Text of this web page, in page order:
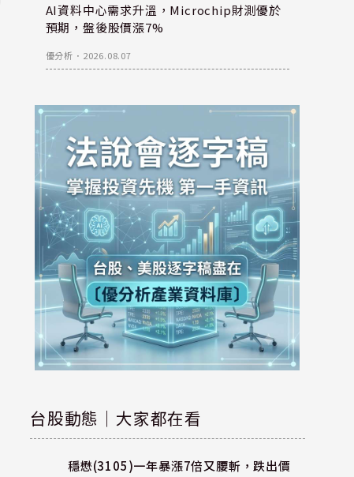
AI資料中心需求升溫，Microchip財測優於
預期，盤後股價漲7%
優分析 ． 2026.08.07
台股動態｜大家都在看
穩懋(3105)一年暴漲7倍又腰斬，跌出價